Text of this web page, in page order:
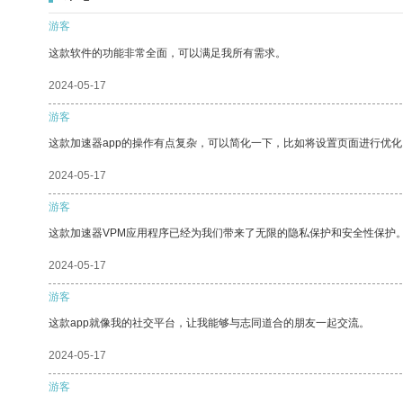
游客
这款软件的功能非常全面，可以满足我所有需求。
2024-05-17
游客
这款加速器app的操作有点复杂，可以简化一下，比如将设置页面进行优
2024-05-17
游客
这款加速器VPM应用程序已经为我们带来了无限的隐私保护和安全性保护
2024-05-17
游客
这款app就像我的社交平台，让我能够与志同道合的朋友一起交流。
2024-05-17
游客